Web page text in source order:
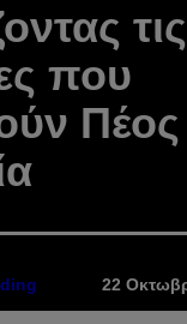
τις
που
22